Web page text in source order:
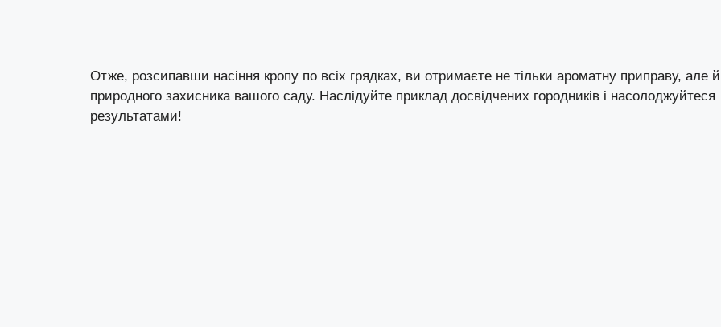
Отже, розсипавши насіння кропу по всіх грядках, ви отримаєте не тільки ароматну приправу, але й
природного захисника вашого саду. Наслідуйте приклад досвідчених городників і насолоджуйтеся
результатами!